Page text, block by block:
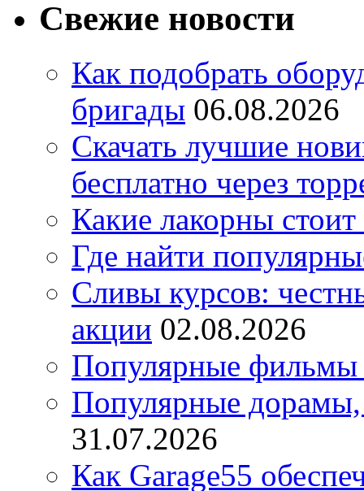
Свежие новости
Как подобрать
бригады 06.08.2026
Скачать лучшие
бесплатно через
Какие лакорны стоит
Где найти
Сливы курсов:
акции 02.08.2026
Популярные фильмы
Популярные дорамы,
31.07.2026
Как Garage55